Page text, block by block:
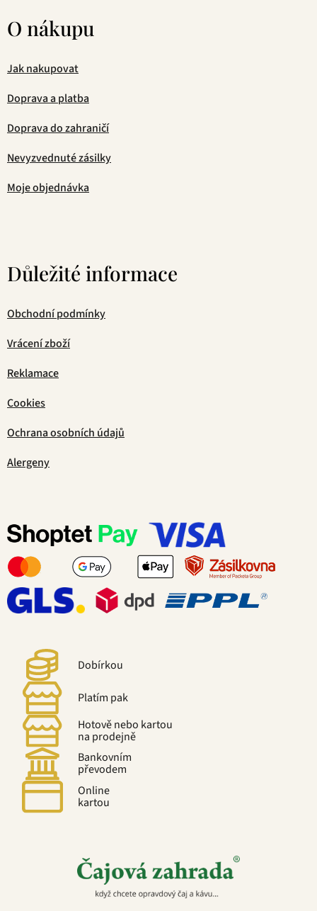
O nákupu
Jak nakupovat
Doprava a platba
Doprava do zahraničí
Nevyzvednuté zásilky
Moje objednávka
Důležité informace
Obchodní podmínky
Vrácení zboží
Reklamace
Cookies
Ochrana osobních údajů
Alergeny
Dobírkou
Platím pak
Hotově nebo kartou
na prodejně
Bankovním
převodem
Online
kartou